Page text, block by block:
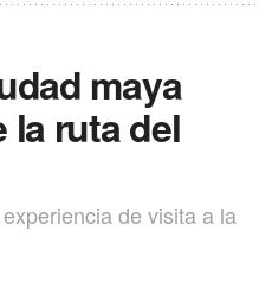
maya
la ruta del
de visita a la